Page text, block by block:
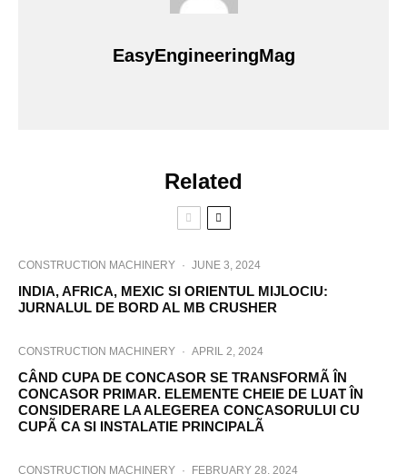
EasyEngineeringMag
Related
CONSTRUCTION MACHINERY · JUNE 3, 2024
INDIA, AFRICA, MEXIC SI ORIENTUL MIJLOCIU:
JURNALUL DE BORD AL MB CRUSHER
CONSTRUCTION MACHINERY · APRIL 2, 2024
CÂND CUPA DE CONCASOR SE TRANSFORMÃ ÎN
CONCASOR PRIMAR. ELEMENTE CHEIE DE LUAT ÎN
CONSIDERARE LA ALEGEREA CONCASORULUI CU
CUPÃ CA SI INSTALATIE PRINCIPALÃ
CONSTRUCTION MACHINERY · FEBRUARY 28, 2024